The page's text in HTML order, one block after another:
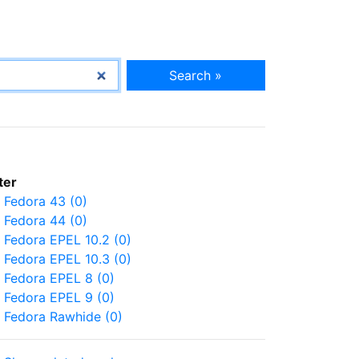
Search »
Fedora 43 (0)
Fedora 44 (0)
Fedora EPEL 10.2 (0)
Fedora EPEL 10.3 (0)
Fedora EPEL 8 (0)
Fedora EPEL 9 (0)
Fedora Rawhide (0)